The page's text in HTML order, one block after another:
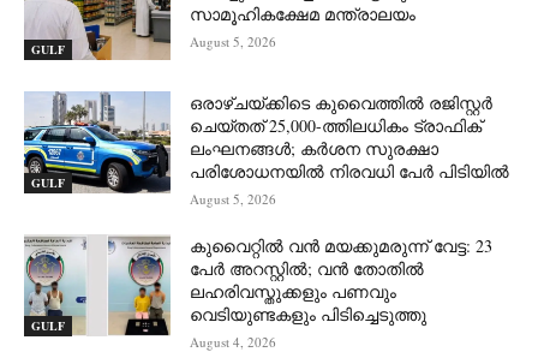
GULF
സാമൂഹികക്ഷേമ മന്ത്രാലയം
August 5, 2026
GULF
ഒരാഴ്ചയ്ക്കിടെ കുവൈത്തിൽ രജിസ്റ്റർ
ചെയ്തത് 25,000-ത്തിലധികം ട്രാഫിക്
ലംഘനങ്ങൾ; കർശന സുരക്ഷാ
പരിശോധനയിൽ നിരവധി പേർ പിടിയിൽ
August 5, 2026
GULF
കുവൈറ്റിൽ വൻ മയക്കുമരുന്ന് വേട്ട: 23
പേർ അറസ്റ്റിൽ; വൻ തോതിൽ
ലഹരിവസ്തുക്കളും പണവും
വെടിയുണ്ടകളും പിടിച്ചെടുത്തു
August 4, 2026